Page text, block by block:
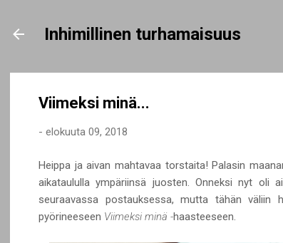
Inhimillinen turhamaisuus
Viimeksi minä...
- elokuuta 09, 2018
Heippa ja aivan mahtavaa torstaita! Palasin
aikataululla ympäriinsä juosten. Onneksi nyt oli
seuraavassa postauksessa, mutta tähän väliin
pyörineeseen Viimeksi minä -haasteeseen.